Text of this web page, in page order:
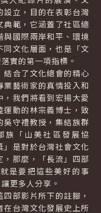
立，目的在表彰台灣
範，它涵蓋了社區總
國際兩岸和平、環境
文化層面，也是「文
實的第一項指標。
合了文化總會的精心
藝術家的真情投入和
我們將看到宏揚大愛
動的林宗義博士，致
守禮教授，集結族群
族「山美社區發展協
是對於台灣社會文化
那麼，「長流」四部
是要把這些美好的事
更多人分享。
部影片所下的註腳，
台灣文化發展史上所